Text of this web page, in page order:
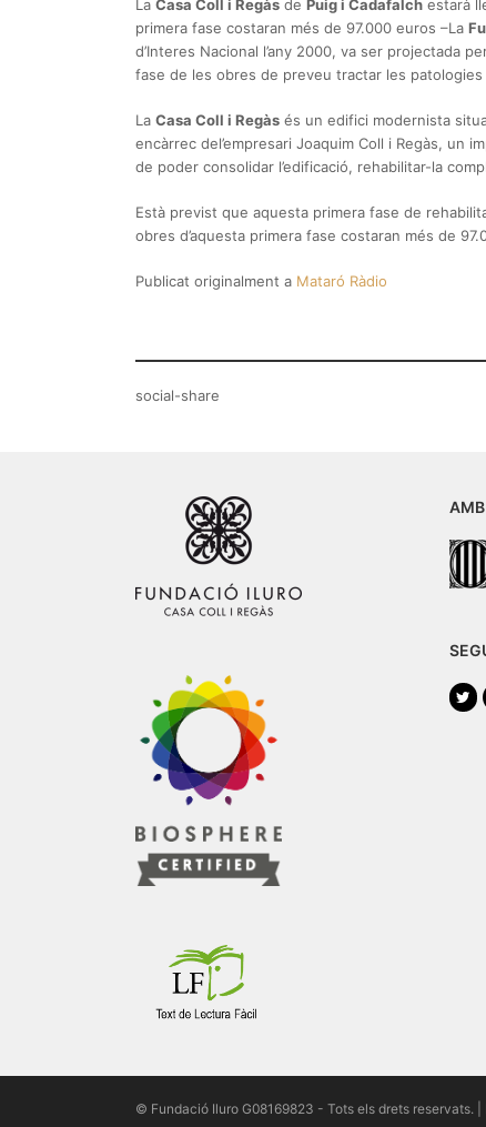
La Casa Coll i Regàs de Puig i Cadafalch estarà
primera fase costaran més de 97.000 euros –La
d’Interes Nacional l’any 2000, va ser projectada
fase de les obres de preveu tractar les
La Casa Coll i Regàs és un edifici modernista
encàrrec del’empresari Joaquim Coll i Regàs, un
de poder consolidar l’edificació, rehabilitar-la
Està previst que aquesta primera fase de
obres d’aquesta primera fase costaran més de
Publicat originalment a Mataró Ràdio
social-share
AMB
© Fundació Iluro G08169823 - Tots els drets reservats. |